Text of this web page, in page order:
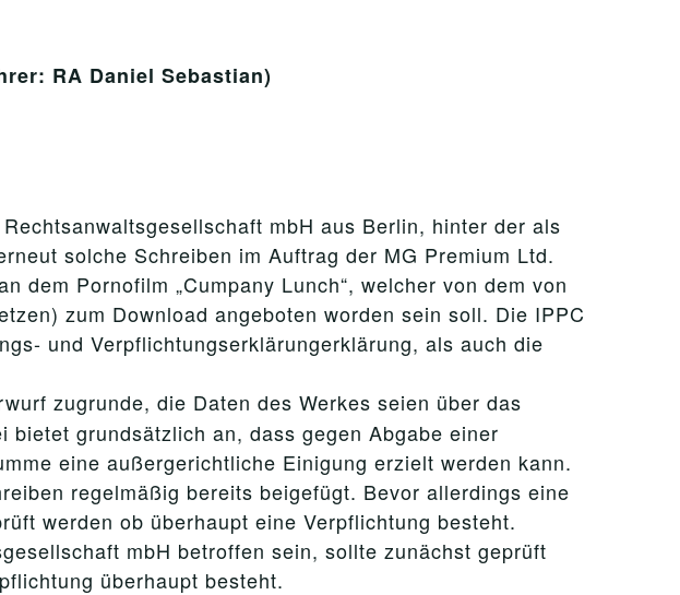
RA Daniel Sebastian)
mbH aus Berlin, hinter der als
solche Schreiben im Auftrag der MG Premium Ltd.
dem Pornofilm „Cumpany Lunch“, welcher von dem von
zum Download angeboten worden sein soll. Die IPPC
und Verpflichtungserklärungerklärung, als auch die
zugrunde, die Daten des Werkes seien über das
grundsätzlich an, dass gegen Abgabe einer
eine außergerichtliche Einigung erzielt werden kann.
regelmäßig bereits beigefügt. Bevor allerdings eine
werden ob überhaupt eine Verpflichtung besteht.
mbH betroffen sein, sollte zunächst geprüft
überhaupt besteht.